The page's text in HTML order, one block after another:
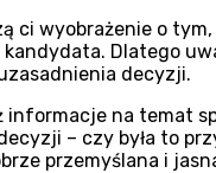
ci wyobrażenie o
Dlatego
decyzji.
informacje na temat
– czy była to
przemyślana i